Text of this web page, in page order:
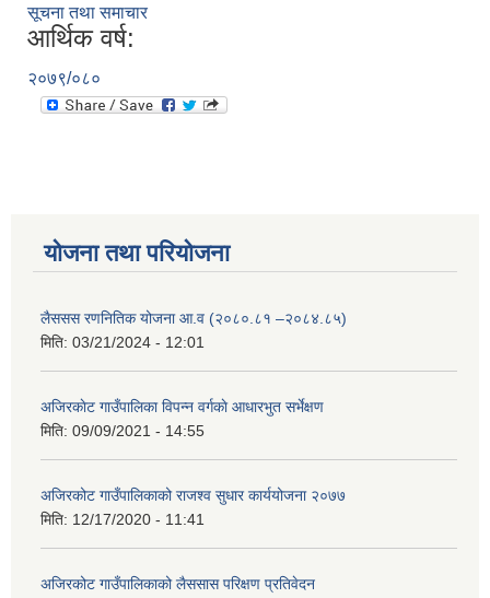
सूचना तथा समाचार
आर्थिक वर्ष:
२०७९/०८०
योजना तथा परियोजना
लैससस रणनितिक योजना आ.व (२०८०.८१ –२०८४.८५)
मिति: 03/21/2024 - 12:01
अजिरकाेट गाउँपालिका विपन्न वर्गकाे आधारभुत सर्भेक्षण
मिति: 09/09/2021 - 14:55
अजिरकोट गाउँपालिकाको राजश्व सुधार कार्ययोजना २०७७
मिति: 12/17/2020 - 11:41
अजिरकोट गाउँपालिकाको लैससास परिक्षण प्रतिवेदन